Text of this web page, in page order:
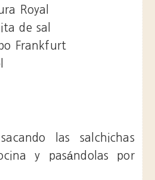
Royal
de sal
Frankfurt
las salchichas
y pasándolas por